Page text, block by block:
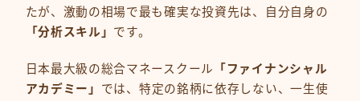
たが、激動の相場で最も確実な投資先は、自分自身の
「分析スキル」 です。
日本最大級の総合マネースクール
「ファイナンシャル
アカデミー」 では、特定の銘柄に依存しない、一生使